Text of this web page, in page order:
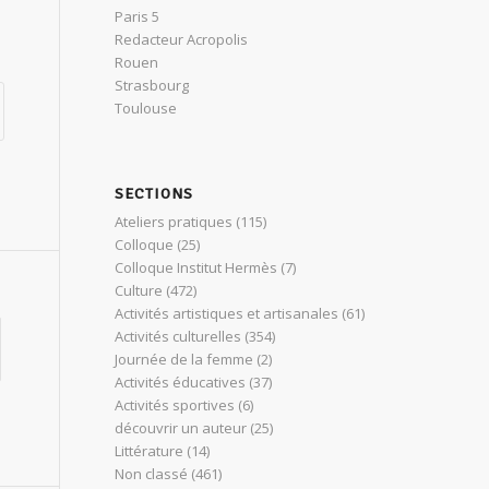
Paris 5
Redacteur Acropolis
Rouen
Strasbourg
Toulouse
SECTIONS
Ateliers pratiques (115)
Colloque (25)
Colloque Institut Hermès (7)
Culture (472)
Activités artistiques et artisanales (61)
Activités culturelles (354)
Journée de la femme (2)
Activités éducatives (37)
Activités sportives (6)
découvrir un auteur (25)
Littérature (14)
Non classé (461)